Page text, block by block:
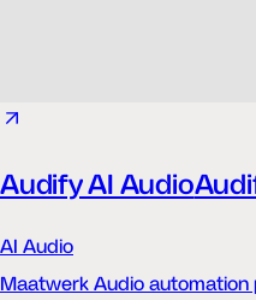
Audify AI Audio
AI Audio
Maatwerk Audio automation